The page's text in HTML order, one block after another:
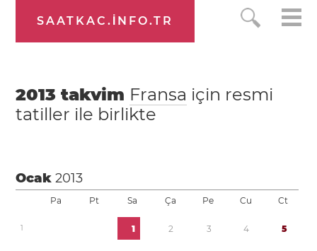
SAATKAC.INFO.TR
2013 takvim Fransa için resmi
tatiller ile birlikte
Ocak2013
Pa Pt Sa Ça Pe Cu Ct
1 1 2 3 4 5